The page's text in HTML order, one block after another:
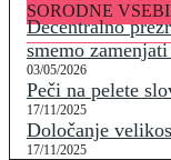
SORODNE
Decentralno
smemo
03/05/2026
Peči na pelete
17/11/2025
Določanje
17/11/2025